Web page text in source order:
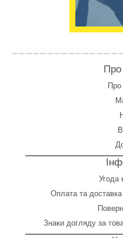
Про
Угода
Оплатата
Знаки догляду за